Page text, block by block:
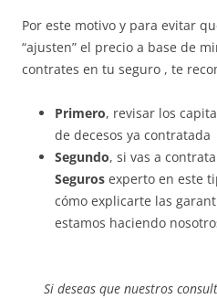
Por este motivo y para evitar
“ajusten” el precio a base de
contrates en tu seguro , te
Primero, revisar los
de decesos ya contratada
Segundo, si vas a
Seguros experto en este
cómo explicarte las
estamos haciendo
Si deseas que nuestros